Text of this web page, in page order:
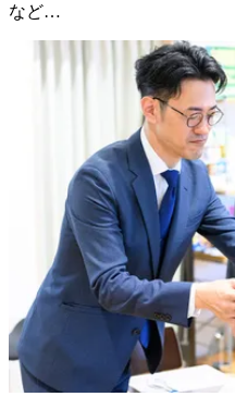
など…